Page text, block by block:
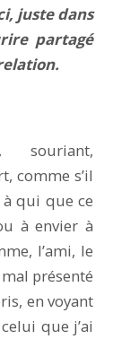
juste dans
partagé
souriant,
comme s’il
à qui que ce
à envier à
l’ami, le
présenté
en voyant
que j’ai